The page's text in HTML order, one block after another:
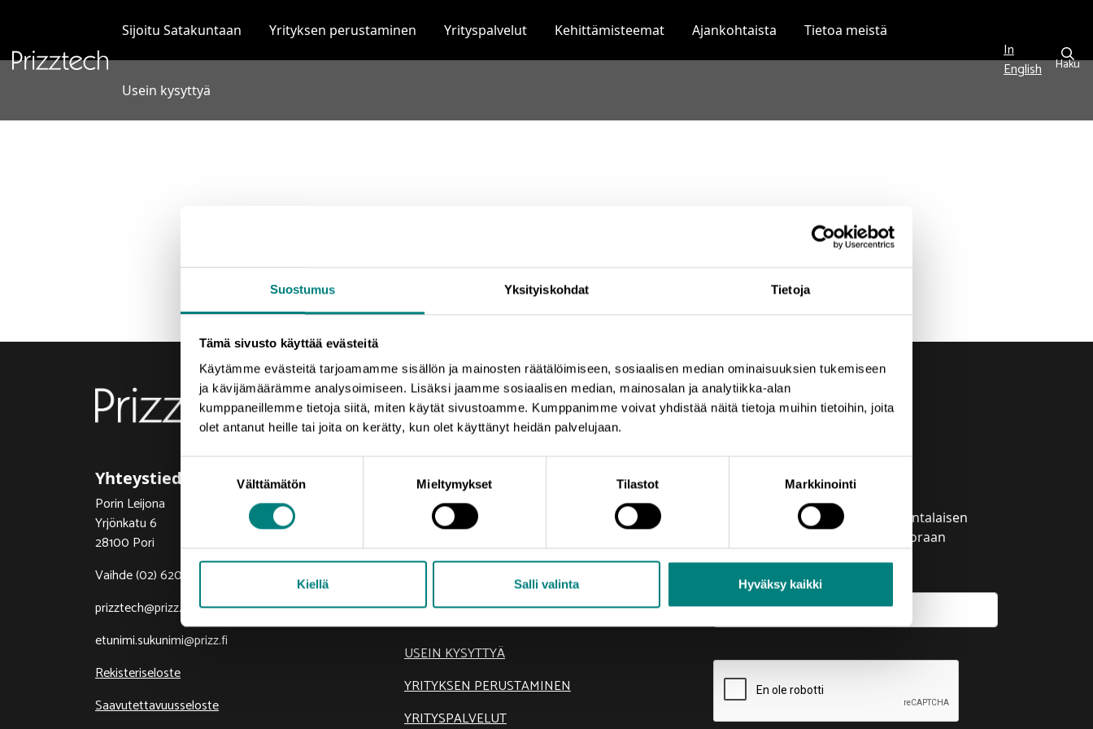
Suostumus Yksityiskohdat Tietoja
Tämä sivusto käyttää evästeitä
Käytämme evästeitä tarjoamamme sisällön ja mainosten räätälöimiseen, sosiaalisen median ominaisuuksien tukemiseen
ja kävijämäärämme analysoimiseen. Lisäksi jaamme sosiaalisen median, mainosalan ja analytiikka-alan
kumppaneillemme tietoja siitä, miten käytät sivustoamme. Kumppanimme voivat yhdistää näitä tietoja muihin tietoihin, joita
olet antanut heille tai joita on kerätty, kun olet käyttänyt heidän palvelujaan.
valinta
Välttämätön Mieltymykset Tilastot Markkinointi
Kiellä Salli valinta Hyväksy kaikki
Sijoitu Satakuntaan Yrityksen perustaminen Yrityspalvelut Kehittämisteemat Ajankohtaista Tietoa meistä
Usein kysyttyä
In
English
Haku
Yhteystiedot
Porin Leijona
Yrjönkatu 6
28100 Pori
Vaihde (02) 620 5300
prizztech@prizz.fi
etunimi.sukunimi@prizz.fi
Rekisteriseloste
Saavutettavuusseloste
Oikotie
AJANKOHTAISTA
KEHITTÄMISTEEMAT
SIJOITU SATAKUNTAAN
TIETOA MEISTÄ
USEIN KYSYTTYÄ
YRITYKSEN PERUSTAMINEN
YRITYSPALVELUT
Tilaa uutiskirje
Prizztechin uutiskirje tuo satakuntalaisen
elinkeinoelämän tapahtumat suoraan